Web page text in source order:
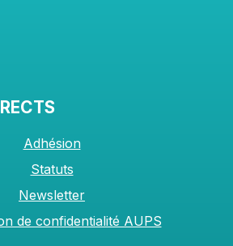
Adhésion
Statuts
Newsletter
de confidentialité AUPS